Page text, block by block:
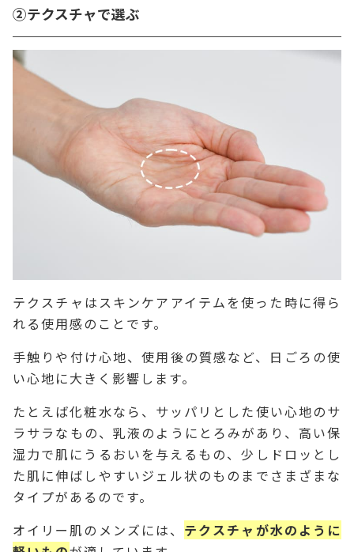
②テクスチャで選ぶ
テクスチャはスキンケアアイテムを使った時に得ら
れる使用感のことです。
手触りや付け心地、使用後の質感など、日ごろの使
い心地に大きく影響します。
たとえば化粧水なら、サッパリとした使い心地のサ
ラサラなもの、乳液のようにとろみがあり、高い保
湿力で肌にうるおいを与えるもの、少しドロッとし
た肌に伸ばしやすいジェル状のものまでさまざまな
タイプがあるのです。
オイリー肌のメンズには、 テクスチャが水のように